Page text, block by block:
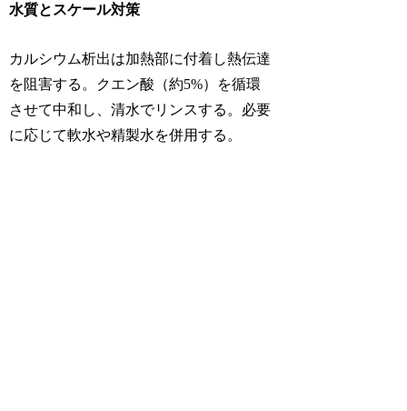
水質とスケール対策
カルシウム析出は加熱部に付着し熱伝達
を阻害する。クエン酸（約5%）を循環
させて中和し、清水でリンスする。必要
に応じて軟水や精製水を併用する。